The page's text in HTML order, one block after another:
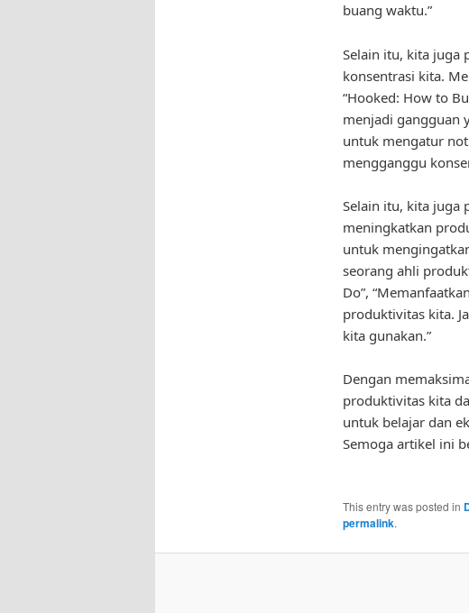
buang waktu.”
Selain itu, kita juga
konsentrasi kita.
“Hooked: How to
menjadi gangguan
untuk mengatur
mengganggu
Selain itu, kita juga
meningkatkan
untuk
seorang ahli
Do”,
produktivitas kita.
kita gunakan.”
Dengan
produktivitas kita
untuk belajar dan
Semoga artikel ini
This entry was posted in
permalink.